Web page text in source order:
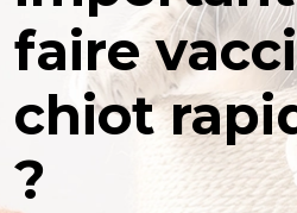
faire
chiot
?